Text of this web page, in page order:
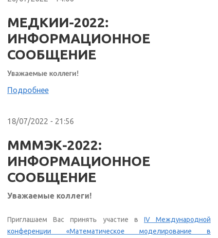
МЕДКИИ-2022:
ИНФОРМАЦИОННОЕ
СООБЩЕНИЕ
Уважаемые коллеги!
Подробнее
18/07/2022 - 21:56
МММЭК-2022:
ИНФОРМАЦИОННОЕ
СООБЩЕНИЕ
Уважаемые коллеги!
Приглашаем Вас принять участие в IV Международной
конференции «Математическое моделирование в